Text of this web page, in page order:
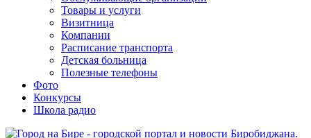
Товары и услуги
Визитница
Компании
Расписание транспорта
Детская больница
Полезные телефоны
Фото
Конкурсы
Школа радио